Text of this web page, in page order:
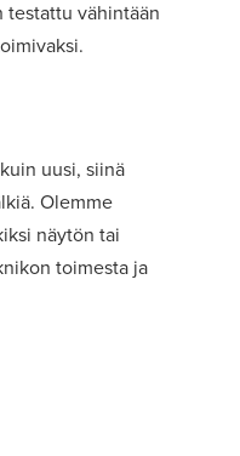
testattu vähintään
uusi, siinä
Olemme
näytön tai
toimesta ja